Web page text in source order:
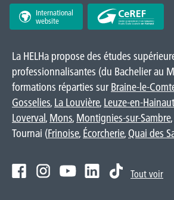
International
website
La HELHa propose des études
professionnalisantes (du Bachelier au
formations réparties surBraine-le-
Gosselies, La Louvière, Leuze-en-Hainaut
Loverval, Mons, Montignies-sur-Sambre,
Tournai (Frinoise, Écorcherie, Quai des
Tout voir